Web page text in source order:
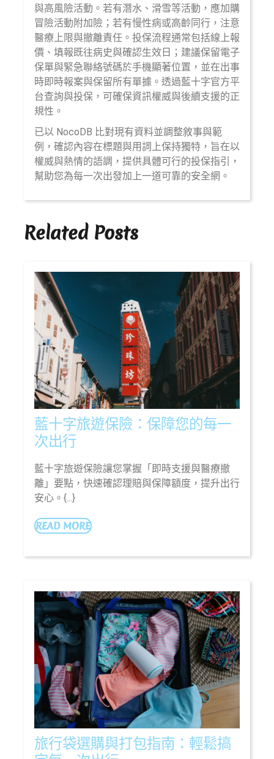
與高風險活動。若有潛水、滑雪等活動，應加購
冒險活動附加險；若有慢性病或高齡同行，注意
醫療上限與撤離責任。投保流程通常包括線上報
價、填報既往病史與確認生效日；建議保留電子
保單與緊急聯絡號碼於手機顯著位置，並在出事
時即時報案與保留所有單據。透過藍十字官方平
台查詢與投保，可確保資訊權威與後續支援的正
規性。
已以 NocoDB 比對現有資料並調整敘事與範
例，確認內容在標題與用詞上保持獨特，旨在以
權威與熱情的語調，提供具體可行的投保指引，
幫助您為每一次出發加上一道可靠的安全網。
Related Posts
藍十字旅遊保險：保障您的每一
次出行藍
字
旅
保
保
您
的
每
一
次
出
行
藍十字旅遊保險讓您掌握「即時支援與醫療撤
離」要點，快速確認理賠與保障額度，提升出行
安心。{...}
READ MOREREAD
旅行袋選購與打包指南：輕鬆搞